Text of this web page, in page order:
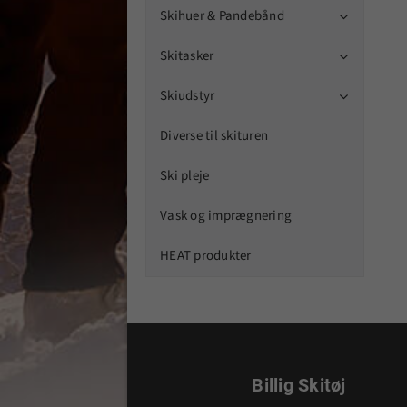
Skihuer & Pandebånd 
Skitasker 
Skiudstyr 
Diverse til skituren
Ski pleje
Vask og imprægnering
HEAT produkter
Billig Skitøj